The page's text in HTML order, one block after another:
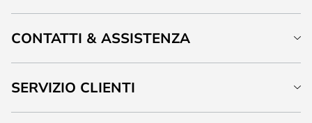
CONTATTI & ASSISTENZA
SERVIZIO CLIENTI